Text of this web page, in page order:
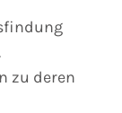
zu deren